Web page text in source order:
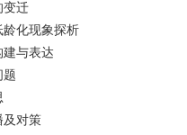
变迁
化现象探析
与表达
题
及对策